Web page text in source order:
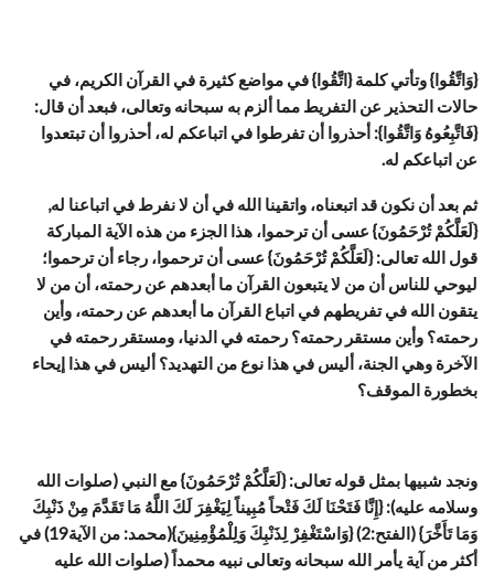
{وَاتَّقُوا} وتأتي كلمة {اتَّقُوا} في مواضع كثيرة في القرآن الكريم، في
حالات التحذير عن التفريط مما ألزم به سبحانه وتعالى، فبعد أن قال:
{فَاتَّبِعُوهُ وَاتَّقُوا}: أحذروا أن تفرطوا في اتباعكم له، أحذروا أن تبتعدوا
عن اتباعكم له.
ثم بعد أن نكون قد اتبعناه، واتقينا الله في أن لا نفرط في اتباعنا له,
{لَعَلَّكُمْ تُرْحَمُونَ} عسى أن ترحموا، هذا الجزء من هذه الآية المباركة
قول الله تعالى: {لَعَلَّكُمْ تُرْحَمُونَ} عسى أن ترحموا، رجاء أن ترحموا؛
ليوحي للناس أن من لا يتبعون القرآن ما أبعدهم عن رحمته، أن من لا
يتقون الله في تفريطهم في اتباع القرآن ما أبعدهم عن رحمته، وأين
رحمته؟ وأين مستقر رحمته؟ رحمته في الدنيا، ومستقر رحمته في
الآخرة وهي الجنة، أليس في هذا نوع من التهديد؟ أليس في هذا إيحاء
بخطورة الموقف؟
ونجد شبيها بمثل قوله تعالى: {لَعَلَّكُمْ تُرْحَمُونَ} مع النبي (صلوات الله
وسلامه عليه): {إِنَّا فَتَحْنَا لَكَ فَتْحاً مُبِيناً لِيَغْفِرَ لَكَ اللَّهُ مَا تَقَدَّمَ مِنْ ذَنْبِكَ
وَمَا تَأَخَّرَ} (الفتح:2) {وَاسْتَغْفِرْ لِذَنْبِكَ وَلِلْمُؤْمِنِينَ}(محمد: من الآية19) في
أكثر من آية يأمر الله سبحانه وتعالى نبيه محمداً (صلوات الله عليه